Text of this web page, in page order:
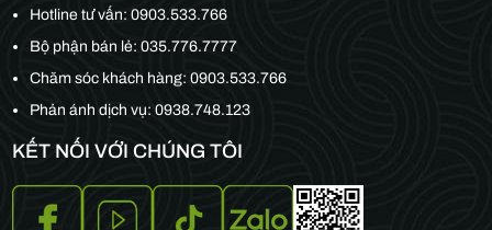
Hotline tư vấn:0903.533.766
Bộ phận bán lẻ:035.776.7777
Chăm sóc khách hàng:0903.533.766
Phản ánh dịch vụ: 0938.748.123
KẾT NỐI VỚI CHÚNG TÔI